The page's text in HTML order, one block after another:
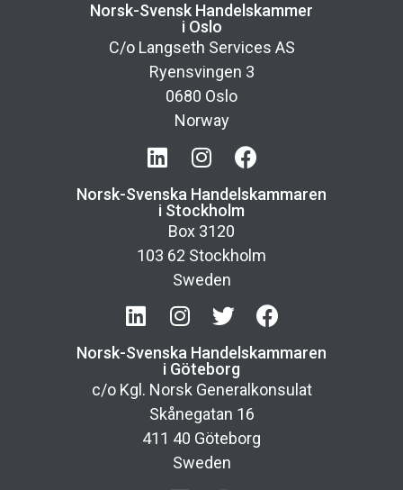
Norsk-Svensk Handelskammer
i Oslo
C/o Langseth Services AS
Ryensvingen 3
0680 Oslo
Norway
Norsk-Svenska Handelskammaren
i Stockholm
Box 3120
103 62 Stockholm
Sweden
Norsk-Svenska Handelskammaren
i Göteborg
c/o Kgl. Norsk Generalkonsulat
Skånegatan 16
411 40 Göteborg
Sweden